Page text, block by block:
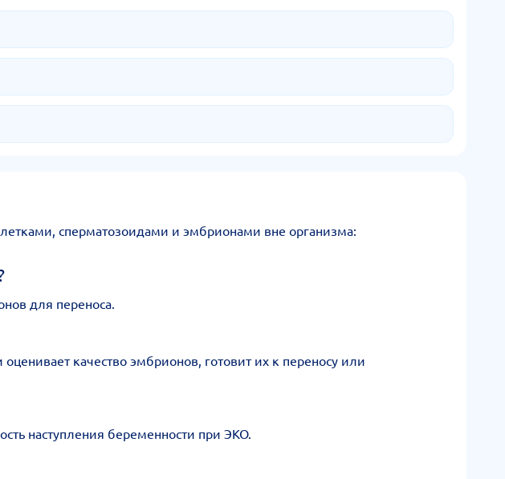
сперматозоидами и эмбрионами вне организма:
для переноса.
качество эмбрионов, готовит их к переносу или
наступления беременности при ЭКО.